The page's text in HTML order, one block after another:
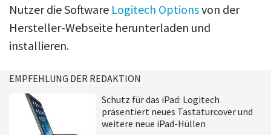
Nutzer die Software Logitech Optionsvon der
Hersteller-Webseite herunterladen und
installieren.
EMPFEHLUNG DER REDAKTION
Schutz für das iPad: Logitech
präsentiert neues Tastaturcover und
weitere neue iPad-Hüllen